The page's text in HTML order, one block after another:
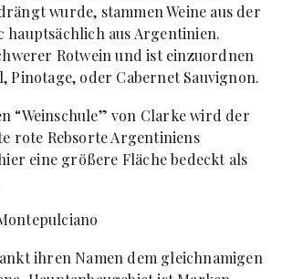
wurde, stammen Weine aus der
hauptsächlich aus Argentinien.
Rotwein und ist einzuordnen
Pinotage, oder Cabernet Sauvignon.
“Weinschule” von Clarke wird der
rote Rebsorte Argentiniens
eine größere Fläche bedeckt als
ihren Namen dem gleichnamigen